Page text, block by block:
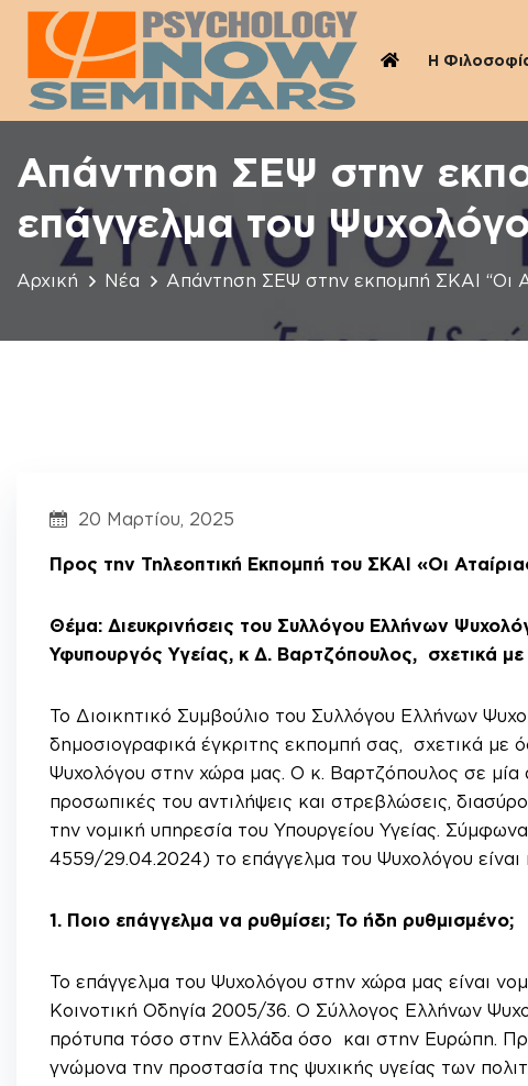
Η
Απάντηση ΣΕΨ στην
επάγγελμα του
Αρχική Νέα Απάντηση ΣΕΨ στην εκπομπή ΣΚΑΙ “Οι
20 Μαρτίου, 2025
Προς την Τηλεοπτική Εκπομπή του ΣΚΑΙ «Οι
Θέμα: Διευκρινήσεις του Συλλόγου Ελλήνων
Υφυπουργός Υγείας, κ Δ. Βαρτζόπουλος, σχετικά
Το Διοικητικό Συμβούλιο του Συλλόγου Ελλήνων
δημοσιογραφικά έγκριτης εκπομπή σας, σχετικά με
Ψυχολόγου στην χώρα μας. Ο κ. Βαρτζόπουλος σε μία
προσωπικές του αντιλήψεις και στρεβλώσεις,
την νομική υπηρεσία του Υπουργείου Υγείας.
4559/29.04.2024) το επάγγελμα του Ψυχολόγου
1. Ποιο επάγγελμα να ρυθμίσει; Το ήδη ρυθμισμένο;
Το επάγγελμα του Ψυχολόγου στην χώρα μας είναι
Κοινοτική Οδηγία 2005/36. Ο Σύλλογος Ελλήνων
πρότυπα τόσο στην Ελλάδα όσο και στην Ευρώπη.
γνώμονα την προστασία της ψυχικής υγείας των